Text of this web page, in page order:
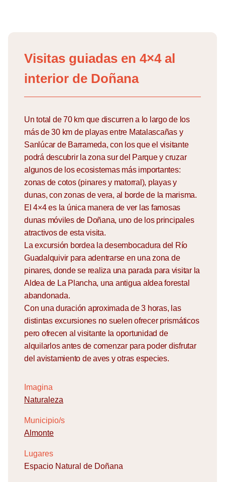
Visitas guiadas en 4×4 al
interior de Doñana
Un total de 70 km que discurren a lo largo de los
más de 30 km de playas entre Matalascañas y
Sanlúcar de Barrameda, con los que el visitante
podrá descubrir la zona sur del Parque y cruzar
algunos de los ecosistemas más importantes:
zonas de cotos (pinares y matorral), playas y
dunas, con zonas de vera, al borde de la marisma.
El 4×4 es la única manera de ver las famosas
dunas móviles de Doñana, uno de los principales
atractivos de esta visita.
La excursión bordea la desembocadura del Río
Guadalquivir para adentrarse en una zona de
pinares, donde se realiza una parada para visitar la
Aldea de La Plancha, una antigua aldea forestal
abandonada.
Con una duración aproximada de 3 horas, las
distintas excursiones no suelen ofrecer prismáticos
pero ofrecen al visitante la oportunidad de
alquilarlos antes de comenzar para poder disfrutar
del avistamiento de aves y otras especies.
Imagina
Naturaleza
Municipio/s
Almonte
Lugares
Espacio Natural de Doñana